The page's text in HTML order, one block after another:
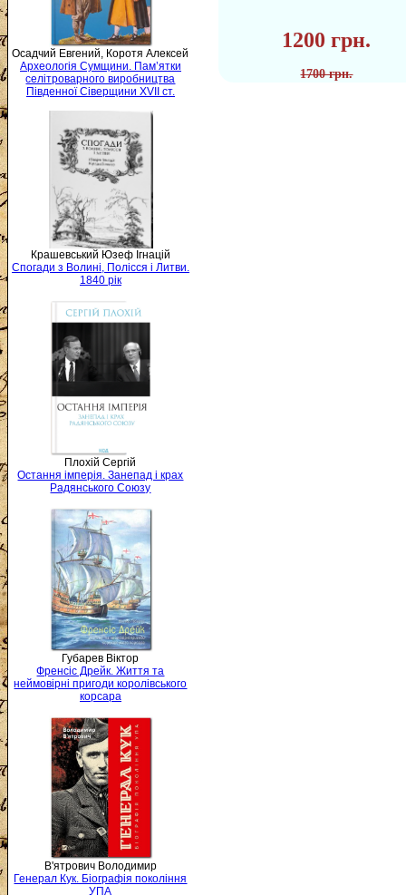
Осадчий Евгений, Коротя Алексей
Археологія Сумщини. Пам’ятки
селітроварного виробництва
Південної Сіверщини XVII ст.
Крашевський Юзеф Ігнацій
Спогади з Волині, Полісся і Литви.
1840 рік
Плохій Сергій
Остання імперія. Занепад і крах
Радянського Союзу
Губарев Віктор
Френсіс Дрейк. Життя та
неймовірні пригоди королівського
корсара
В'ятрович Володимир
Генерал Кук. Біографія покоління
УПА
1200 грн.
1700 грн.